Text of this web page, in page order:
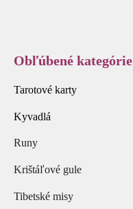
Obľúbené kategórie
Tarotové karty
Kyvadlá
Runy
Krištáľové gule
Tibetské misy